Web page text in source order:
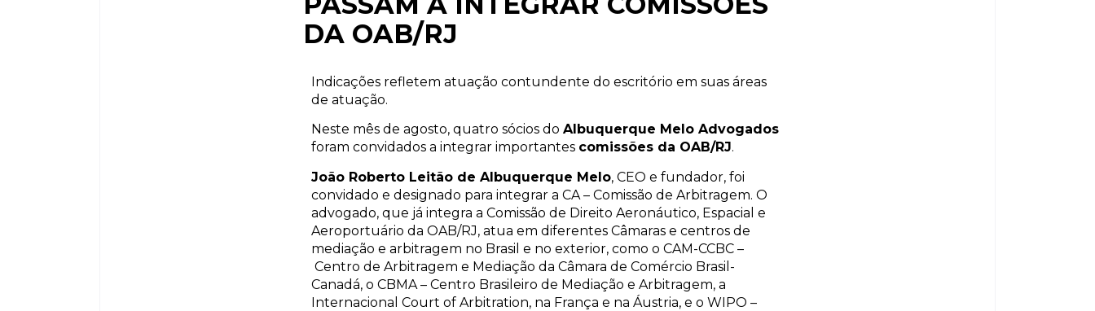
DA OAB/RJ
Indicações refletem atuação contundente do escritório em suas áreas
de atuação.
Neste mês de agosto, quatro sócios do Albuquerque Melo Advogados
foram convidados a integrar importantes comissões da OAB/RJ.
João Roberto Leitão de Albuquerque Melo, CEO e fundador, foi
convidado e designado para integrar a CA – Comissão de Arbitragem. O
advogado, que já integra a Comissão de Direito Aeronáutico, Espacial e
Aeroportuário da OAB/RJ, atua em diferentes Câmaras e centros de
mediação e arbitragem no Brasil e no exterior, como o CAM-CCBC –
Centro de Arbitragem e Mediação da Câmara de Comércio Brasil-
Canadá, o CBMA – Centro Brasileiro de Mediação e Arbitragem, a
Internacional Court of Arbitration, na França e na Áustria, e o WIPO –